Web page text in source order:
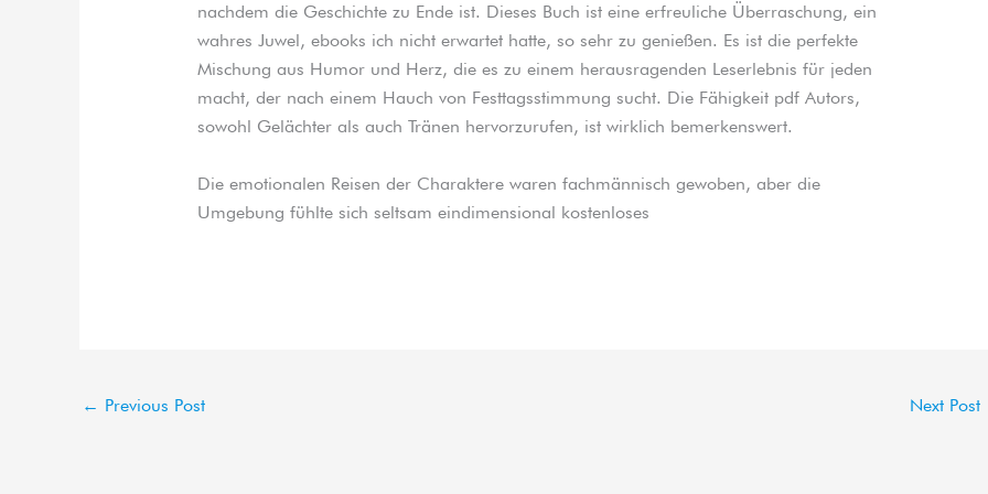
nachdem die Geschichte zu Ende ist. Dieses Buch ist eine erfreuliche Überraschung, ein
wahres Juwel, ebooks ich nicht erwartet hatte, so sehr zu genießen. Es ist die perfekte
Mischung aus Humor und Herz, die es zu einem herausragenden Leserlebnis für jeden
macht, der nach einem Hauch von Festtagsstimmung sucht. Die Fähigkeit pdf Autors,
sowohl Gelächter als auch Tränen hervorzurufen, ist wirklich bemerkenswert.
Die emotionalen Reisen der Charaktere waren fachmännisch gewoben, aber die
Umgebung fühlte sich seltsam eindimensional kostenloses
← Previous Post Next Post